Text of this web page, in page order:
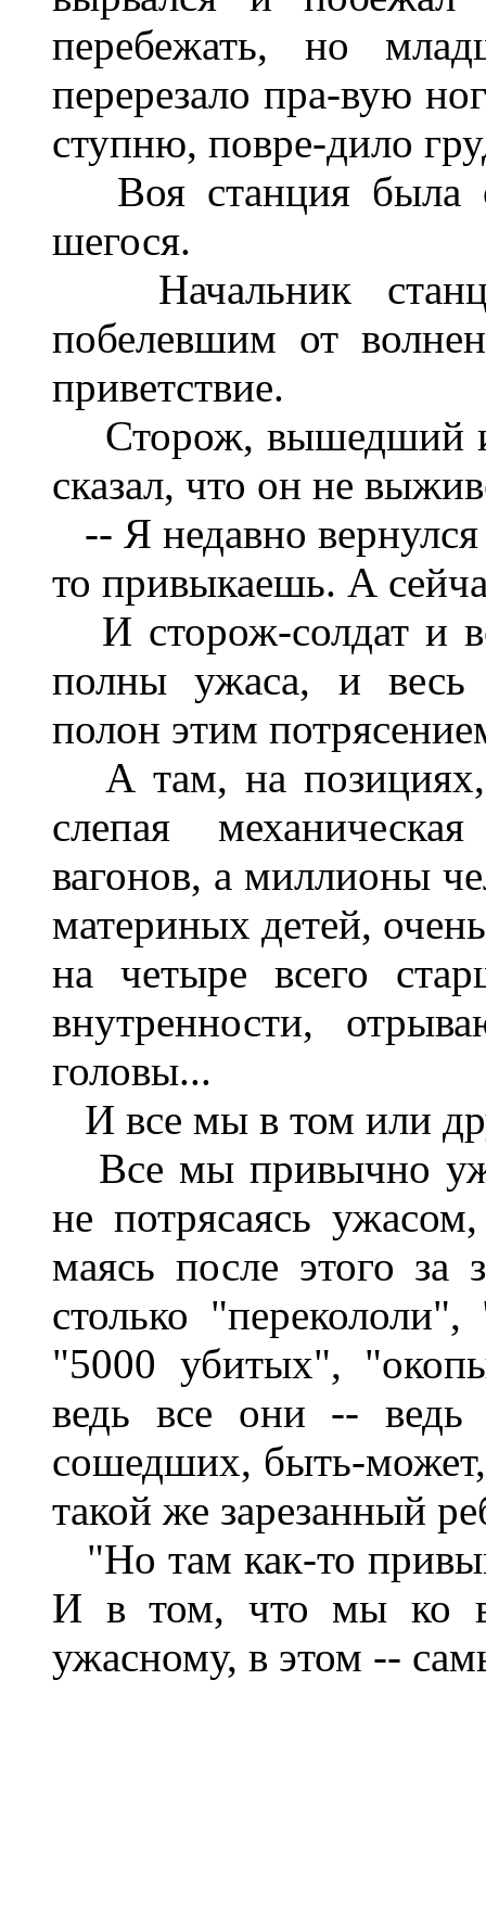
перебежать, но
перерезало пра-вую
ступню, повре-дило
Воя станция была
шегося.
Начальник
побелевшим от
приветствие.
Сторож, вышедший
сказал, что он не
-- Я недавно
то привыкаешь. А
И сторож-солдат и
полны ужаса, и весь
полон этим
А там, на позициях,
слепая
вагонов, а миллионы
материных детей,
на четыре всего
внутренности,
головы...
И все мы в том или
Все мы привычно
не потрясаясь
маясь после этого за
столько
"5000 убитых",
ведь все они -- ведь
сошедших, быть-
такой же зарезанный
"Но там как-то
И в том, что мы ко
ужасному, в этом --